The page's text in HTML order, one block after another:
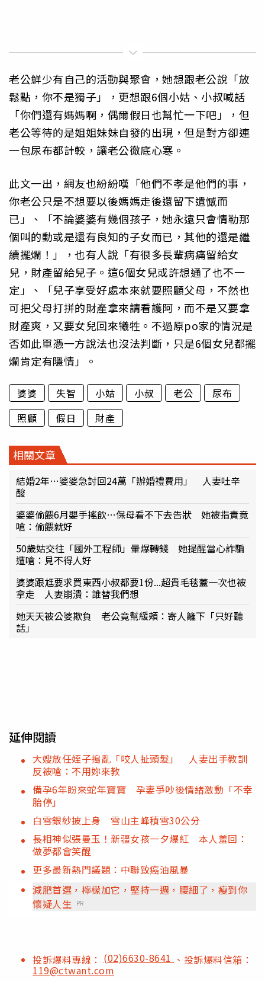
老公鮮少有自己的活動與聚會，她想跟老公說「放
鬆點，你不是獨子」，更想跟6個小姑、小叔喊話
「你們還有媽媽啊，偶爾假日也幫忙一下吧」，但
老公等待的是姐姐妹妹自發的出現，但是對方卻連
一包尿布都計較，讓老公徹底心寒。
此文一出，網友也紛紛嘆「他們不孝是他們的事，
你老公只是不想要以後媽媽走後還留下遺憾而
已」、「不論婆婆有幾個孩子，她永遠只會情勒那
個叫的動或是還有良知的子女而已，其他的還是繼
續擺爛！」，也有人說「有很多長輩病痛留給女
兒，財產留給兒子。這6個女兒或許想通了也不一
定」、「兒子享受好處本來就要照顧父母，不然也
可把父母打拼的財產拿來請看護阿，而不是又要拿
財產爽，又要女兒回來犧牲。不過原po家的情況是
否如此單憑一方說法也沒法判斷，只是6個女兒都擺
爛肯定有隱情」。
婆婆 失智 小姑 小叔 老公
尿布
照顧
假日 財產
相關文章
結婚2年…婆婆急討回24萬「辦婚禮費用」 人妻吐辛
酸
婆婆偷餵6月嬰手搖飲…保母看不下去告狀 她被指責竟
嗆：偷餵就好
50歲姑交往「國外工程師」暈爆轉錢 她提醒當心詐騙
遭嗆：見不得人好
婆婆跟尪要求買東西小叔都要1份...超貴毛毯蓋一次也被
拿走 人妻崩潰：誰替我們想
她天天被公婆欺負 老公竟幫緩頰：寄人籬下「只好聽
話」
延伸閱讀
大嫂放任姪子搗亂「咬人扯頭髮」 人妻出手教訓
反被嗆：不用妳來教
備孕6年盼來蛇年寶寶 孕妻爭吵後情緒激動「不幸
胎停」
白雪銀紗披上身 雪山主峰積雪30公分
長相神似張曼玉！新疆女孩一夕爆紅 本人羞回：
做夢都會笑醒
更多最新熱門議題：中聯致癌油風暴
減肥首選，檸檬加它，堅持一週，腰細了，瘦到你
懷疑人生
PR
投訴爆料專線： (02)6630-8641 、投訴爆料信箱：
119@ctwant.com